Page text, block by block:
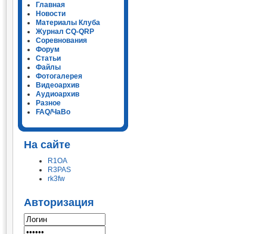
Главная
Новости
Материалы Клуба
Журнал CQ-QRP
Соревнования
Форум
Статьи
Файлы
Фотогалерея
Видеоархив
Аудиоархив
Разное
FAQ/ЧаВо
На сайте
R1OA
R3PAS
rk3fw
Авторизация